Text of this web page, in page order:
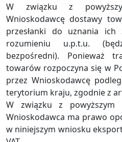
W związku z
Wnioskodawcę dostawy
przesłanki do uznania ich
rozumieniu u.p.t.u.
bezpośredni). Ponieważ
towarów rozpoczyna się w
przez Wnioskodawcę
terytorium kraju, zgodnie z
W związku z powyższym
Wnioskodawca ma prawo
w niniejszym wniosku